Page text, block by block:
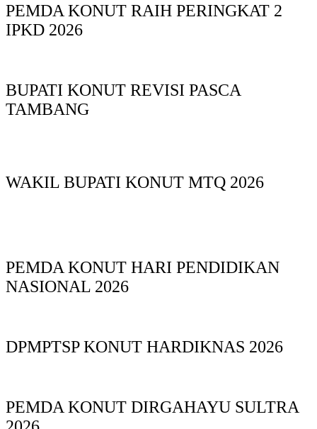
PEMDA KONUT RAIH PERINGKAT 2
IPKD 2026
BUPATI KONUT REVISI PASCA
TAMBANG
WAKIL BUPATI KONUT MTQ 2026
PEMDA KONUT HARI PENDIDIKAN
NASIONAL 2026
DPMPTSP KONUT HARDIKNAS 2026
PEMDA KONUT DIRGAHAYU SULTRA